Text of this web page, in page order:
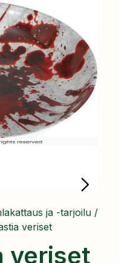
ja -tarjoilu /
veriset
veriset